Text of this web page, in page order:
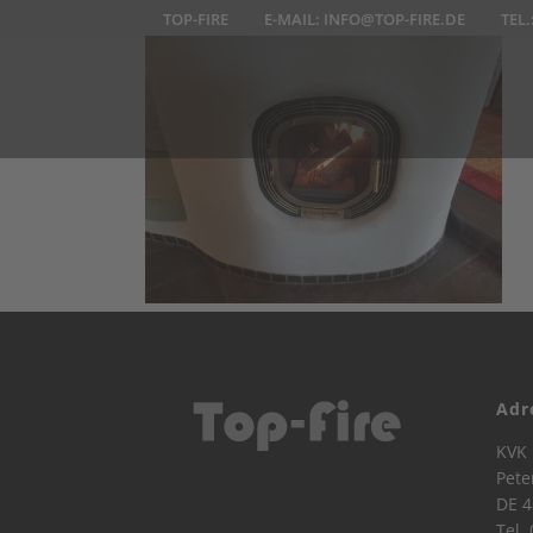
TOP-FIRE E-MAIL: INFO@TOP-FIRE.DE
DE